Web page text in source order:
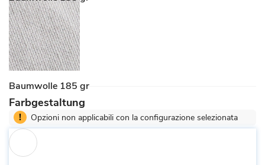
Baumwolle 185 gr
Farbgestaltung
! Opzioni non applicabili con la configurazione selezionata